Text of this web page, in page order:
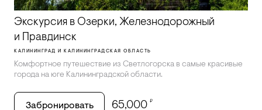
Экскурсия в Озерки, Железнодорожный
и Правдинск
КАЛИНИНГРАД И КАЛИНИНГРАДСКАЯ ОБЛАСТЬ
Комфортное путешествие из Светлогорска в самые красивые
города на юге Калининградской области.
Забронировать 65,000 ₽